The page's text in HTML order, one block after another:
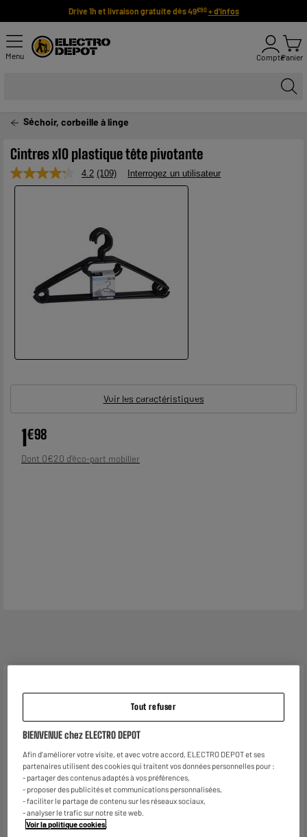
Drive 1h et livraison gratuite dès 49€90 + d'infos
Menu ComptePanier
Séchoir, corbeille à linge
Cintres x10 plastique tête pivotante
4.2 Lire
109
la
même
page.
(109) Interrogez un utilisateur
Voir les caractéristiques
1€98
Dont 0€20
.
Type de produit
Matière principale Plastique
Dimensions produit H 15 cm x L 12 cm x P 46 cm
Dimensions colis
Tout refuser
BIENVENUE chez ELECTRO DEPOT
Afin d'améliorer votre visite, et avec votre accord, ELECTRO DEPOT et ses
partenaires utilisent des cookies qui traitent vos données personnelles pour :
- partager des contenus adaptés à vos préférences,
- proposer des publicités et communications personnalisées,
- faciliter le partage de contenu sur les réseaux sociaux,
- analyser le trafic sur notre site web.
Voir la politique cookies